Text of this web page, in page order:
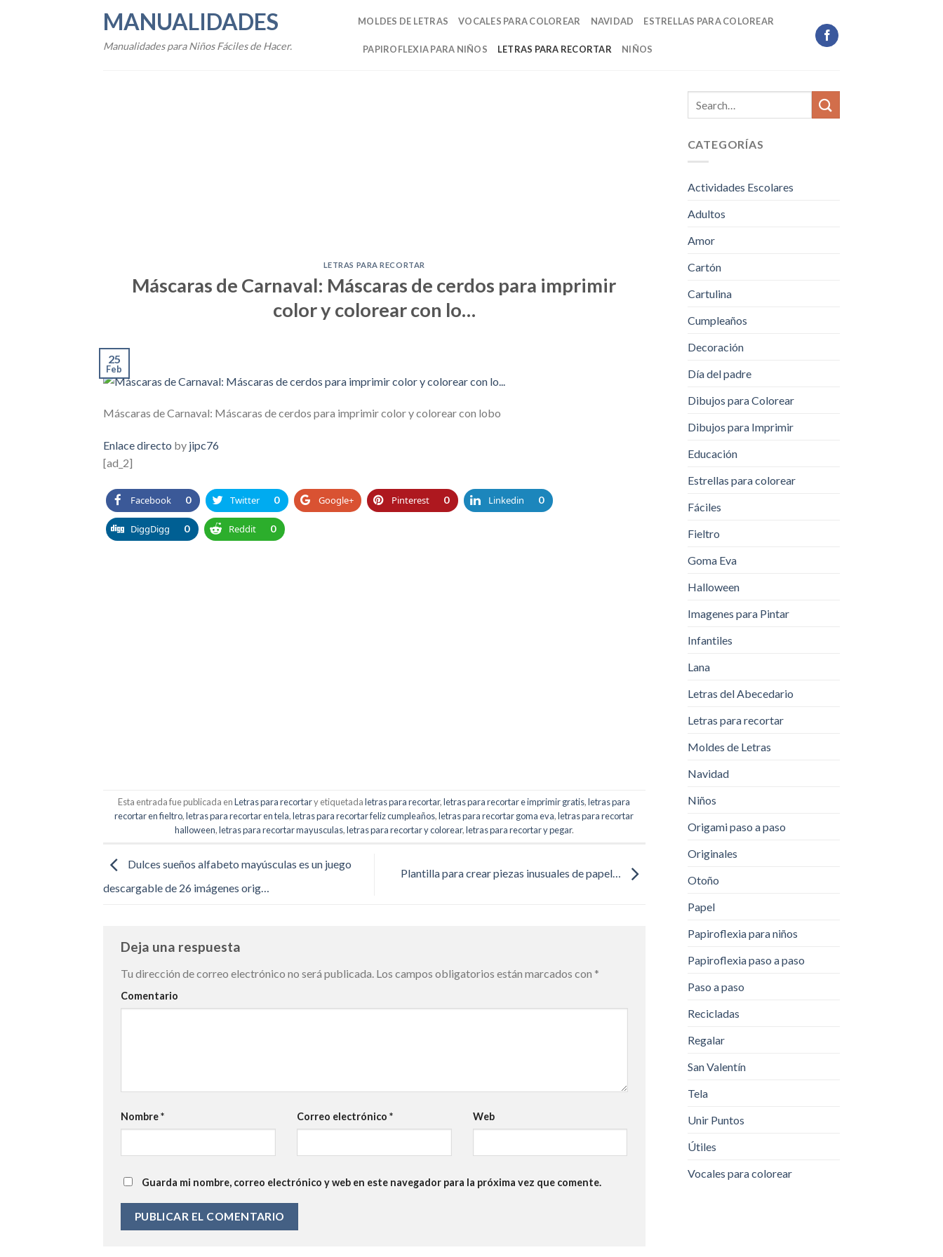
MANUALIDADES
Manualidades para Niños Fáciles de Hacer.
MOLDES DE LETRAS VOCALES PARA COLOREAR NAVIDAD ESTRELLAS PARA COLOREAR
PAPIROFLEXIA PARA NIÑOS LETRAS PARA RECORTAR NIÑOS
LETRAS PARA RECORTAR
Máscaras de Carnaval: Máscaras de cerdos para imprimir
color y colorear con lo…
25
Feb
Máscaras de Carnaval: Máscaras de cerdos para imprimir color y colorear con lobo
Enlace directo by jipc76
[ad_2]
Facebook 0 Twitter 0 Google+ Pinterest 0 Linkedin 0
DiggDigg 0 Reddit 0
Esta entrada fue publicada enLetras para recortary etiquetadaletras para recortar,letras para recortar e imprimir gratis,letras para
recortar en fieltro,letras para recortar en tela,letras para recortar feliz cumpleaños,letras para recortar goma eva,letras para recortar
halloween,letras para recortar mayusculas,letras para recortar y colorear,letras para recortar y pegar.
Dulces sueños alfabeto mayúsculas es un juego
descargable de 26 imágenes orig…
Plantilla para crear piezas inusuales de papel…
Deja una respuesta
Tu dirección de correo electrónico no será publicada. Los campos obligatorios están marcados con *
Comentario
Nombre* Correo electrónico * Web
Guarda mi nombre, correo electrónico y web en este navegador para la próxima vez que comente.
CATEGORÍAS
Actividades Escolares
Adultos
Amor
Cartón
Cartulina
Cumpleaños
Decoración
Día del padre
Dibujos para Colorear
Dibujos para Imprimir
Educación
Estrellas para colorear
Fáciles
Fieltro
Goma Eva
Halloween
Imagenes para Pintar
Infantiles
Lana
Letras del Abecedario
Letras para recortar
Moldes de Letras
Navidad
Niños
Origami paso a paso
Originales
Otoño
Papel
Papiroflexia para niños
Papiroflexia paso a paso
Paso a paso
Recicladas
Regalar
San Valentín
Tela
Unir Puntos
Útiles
Vocales para colorear